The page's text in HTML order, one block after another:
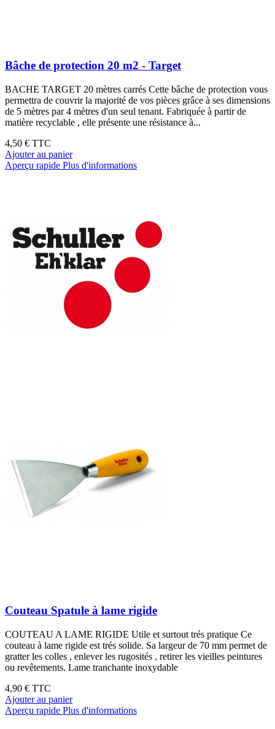
Bâche de protection 20 m2 - Target
BACHE TARGET 20 mètres carrés Cette bâche de protection vous
permettra de couvrir la majorité de vos pièces grâce à ses dimensions
de 5 mètres par 4 mètres d'un seul tenant. Fabriquée à partir de
matière recyclable , elle présente une résistance à...
4,50 € TTC
Ajouter au panier
Aperçu rapide Plus d'informations
Couteau Spatule à lame rigide
COUTEAU A LAME RIGIDE Utile et surtout trés pratique Ce
couteau à lame rigide est trés solide. Sa largeur de 70 mm permet de
gratter les colles , enlever les rugosités , retirer les vieilles peintures
ou revêtements. Lame tranchante inoxydable
4,90 € TTC
Ajouter au panier
Aperçu rapide Plus d'informations